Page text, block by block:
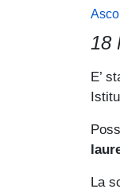
18
E’
La